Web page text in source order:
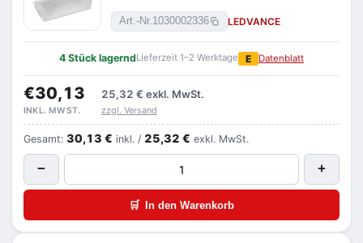
Art.-Nr.1030002336 LEDVANCE
4 Stück lagerndLieferzeit 1–2 Werktage E Datenblatt
€30,13 25,32 € exkl. MwSt.
INKL. MWST. zzgl. Versand
Gesamt: 30,13 € inkl. / 25,32 € exkl. MwSt.
− +
🛒 In den Warenkorb